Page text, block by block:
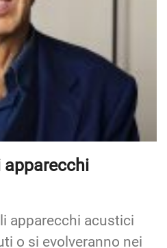
apparecchi
apparecchi acustici
o si evolveranno nei